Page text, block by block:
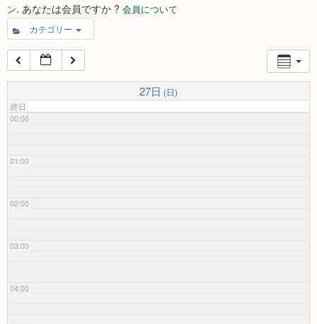
ン. あなたは会員ですか ? 会員について
カテゴリー
27日 (日)
終日
00:00
01:00
02:00
03:00
04:00